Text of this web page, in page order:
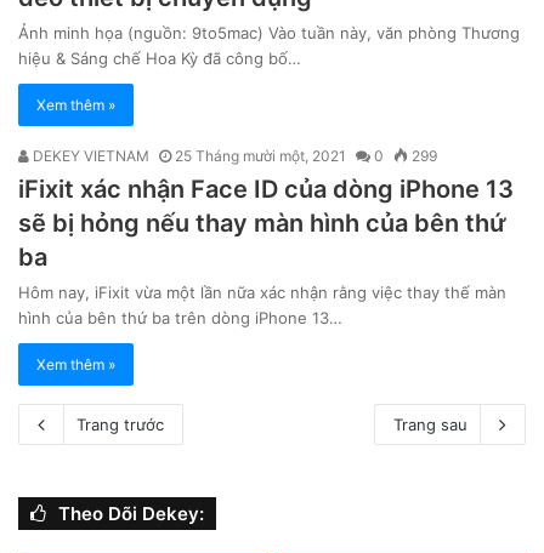
Ảnh minh họa (nguồn: 9to5mac) Vào tuần này, văn phòng Thương
hiệu & Sáng chế Hoa Kỳ đã công bố…
Xem thêm »
DEKEY VIETNAM 25 Tháng mười một, 2021 0 299
iFixit xác nhận Face ID của dòng iPhone 13
sẽ bị hỏng nếu thay màn hình của bên thứ
ba
Hôm nay, iFixit vừa một lần nữa xác nhận rằng việc thay thế màn
hình của bên thứ ba trên dòng iPhone 13…
Xem thêm »
Trang trước Trang sau
Theo Dõi Dekey: